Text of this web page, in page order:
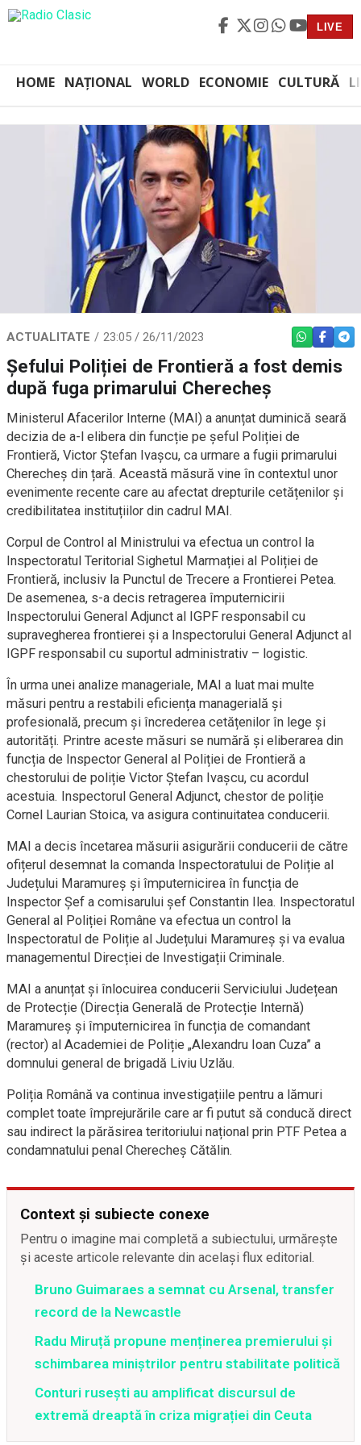
LIVE
HOME NAȚIONAL WORLD ECONOMIE CULTURĂ
ACTUALITATE 23:05 / 26/11/2023 WHATSAPP
Șefului Poliției de Frontieră a fost demis
după fuga primarului Cherecheș
Ministerul Afacerilor Interne (MAI) a anunțat duminică seară
decizia de a-l elibera din funcție pe șeful Poliției de
Frontieră, Victor Ștefan Ivașcu, ca urmare a fugii primarului
Cherecheș din țară. Această măsură vine în contextul unor
evenimente recente care au afectat drepturile cetățenilor și
credibilitatea instituțiilor din cadrul MAI.
Corpul de Control al Ministrului va efectua un control la
Inspectoratul Teritorial Sighetul Marmației al Poliției de
Frontieră, inclusiv la Punctul de Trecere a Frontierei Petea.
De asemenea, s-a decis retragerea împuternicirii
Inspectorului General Adjunct al IGPF responsabil cu
supravegherea frontierei și a Inspectorului General Adjunct al
IGPF responsabil cu suportul administrativ – logistic.
În urma unei analize manageriale, MAI a luat mai multe
măsuri pentru a restabili eficiența managerială și
profesională, precum și încrederea cetățenilor în lege și
autorități. Printre aceste măsuri se numără și eliberarea din
funcția de Inspector General al Poliției de Frontieră a
chestorului de poliție Victor Ștefan Ivașcu, cu acordul
acestuia. Inspectorul General Adjunct, chestor de poliție
Cornel Laurian Stoica, va asigura continuitatea conducerii.
MAI a decis încetarea măsurii asigurării conducerii de către
ofițerul desemnat la comanda Inspectoratului de Poliție al
Județului Maramureș și împuternicirea în funcția de
Inspector Șef a comisarului șef Constantin Ilea. Inspectoratul
General al Poliției Române va efectua un control la
Inspectoratul de Poliție al Județului Maramureș și va evalua
managementul Direcției de Investigații Criminale.
MAI a anunțat și înlocuirea conducerii Serviciului Județean
de Protecție (Direcția Generală de Protecție Internă)
Maramureș și împuternicirea în funcția de comandant
(rector) al Academiei de Poliție „Alexandru Ioan Cuza” a
domnului general de brigadă Liviu Uzlău.
Poliția Română va continua investigațiile pentru a lămuri
complet toate împrejurările care ar fi putut să conducă direct
sau indirect la părăsirea teritoriului național prin PTF Petea a
condamnatului penal Cherecheș Cătălin.
Context și subiecte conexe
Pentru o imagine mai completă a subiectului, urmărește
și aceste articole relevante din același flux editorial.
Bruno Guimaraes a semnat cu Arsenal, transfer
record de la Newcastle
Radu Miruță propune menținerea premierului și
schimbarea miniștrilor pentru stabilitate politică
Conturi rusești au amplificat discursul de
extremă dreaptă în criza migrației din Ceuta